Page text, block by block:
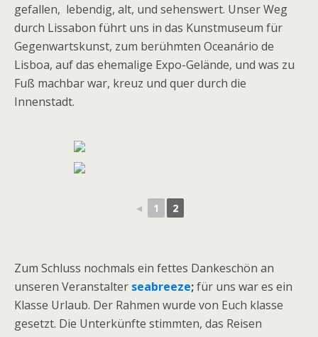
gefallen, lebendig, alt, und sehenswert. Unser Weg
durch Lissabon führt uns in das Kunstmuseum für
Gegenwartskunst, zum berühmten Oceanário de
Lisboa, auf das ehemalige Expo-Gelände, und was zu
Fuß machbar war, kreuz und quer durch die
Innenstadt.
◄ 1 2
Zum Schluss nochmals ein fettes Dankeschön an
unseren Veranstalter seabreeze;für uns war es ein
Klasse Urlaub. Der Rahmen wurde von Euch klasse
gesetzt. Die Unterkünfte stimmten, das Reisen